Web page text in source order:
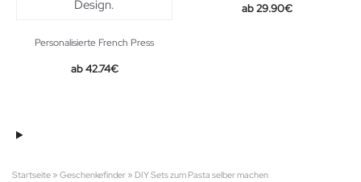
Personalisierte French Press
42.74€
29.90€
Startseite » Geschenkefinder » DIY Sets zum Pasta selber machen